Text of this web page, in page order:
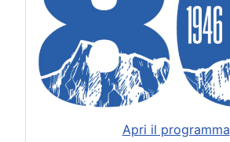
Apri il programma